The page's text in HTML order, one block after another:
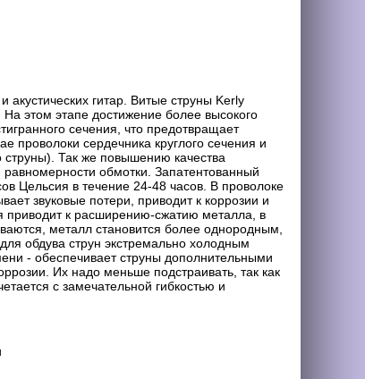
акустических гитар. Витые струны Kerly
этом этапе достижение более высокого
сечения, что предотвращает
проволоки сердечника круглого сечения и
струны). Так же повышению качества
обмотки. Запатентованный
Цельсия в течение 24-48 часов. В проволоке
звуковые потери, приводит к коррозии и
приводит к расширению-сжатию металла, в
металл становится более однородным,
обдува струн экстремально холодным
- обеспечивает струны дополнительными
Их надо меньше подстраивать, так как
с замечательной гибкостью и